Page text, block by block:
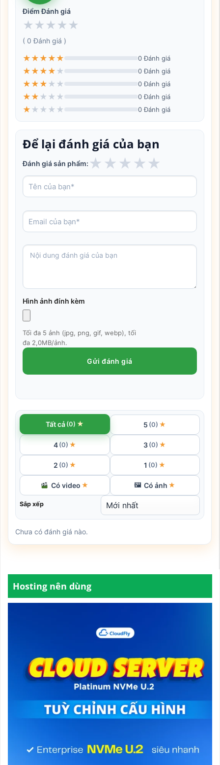
Điểm Đánh giá
★ ★ ★ ★ ★
( 0 Đánh giá )
★ ★ ★ ★ ★ 0 Đánh giá
★ ★ ★ ★ ★ 0 Đánh giá
★ ★ ★ ★ ★ 0 Đánh giá
★ ★ ★ ★ ★ 0 Đánh giá
★ ★ ★ ★ ★ 0 Đánh giá
Để lại đánh giá của bạn
Đánh giá sản phẩm: ★ ★ ★ ★★
Hình ảnh đính kèm
Tối đa 5 ảnh (jpg, png, gif, webp), tối
đa 2,0MB/ảnh.
Gửi đánh giá
Tất cả (0) ★ 5 (0) ★
4 (0) ★ 3 (0) ★
2 (0) ★ 1 (0) ★
Có video ★ 🖼 Có ảnh ★
Sắp xếp
Chưa có đánh giá nào.
Hosting nên dùng